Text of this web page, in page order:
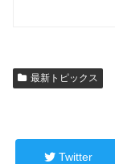
最新トピックス
Twitter